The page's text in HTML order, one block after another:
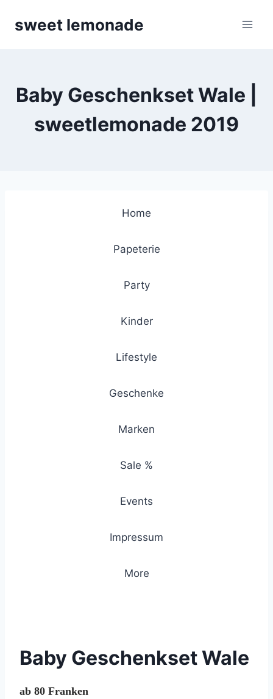
sweet lemonade
Baby Geschenkset Wale |
sweetlemonade 2019
Home
Papeterie
Party
Kinder
Lifestyle
Geschenke
Marken
Sale %
Events
Impressum
More
Baby Geschenkset Wale
ab 80 Franken